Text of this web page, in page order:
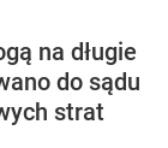
na długie
do sądu
strat